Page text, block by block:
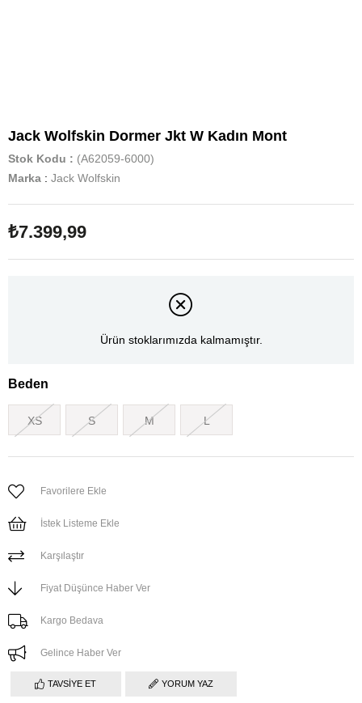
Jack Wolfskin Dormer Jkt W Kadın Mont
Stok Kodu
(A62059-6000)
Marka : Jack Wolfskin
₺7.399,99
Ürün stoklarımızda kalmamıştır.
Beden
XS S M L
Favorilere Ekle
İstek Listeme Ekle
Karşılaştır
Fiyat Düşünce Haber Ver
Kargo Bedava
Gelince Haber Ver
TAVSIYE ET YORUM YAZ